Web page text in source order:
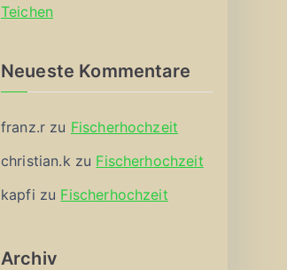
Teichen
Neueste Kommentare
franz.r zu Fischerhochzeit
christian.k zu Fischerhochzeit
kapfi zu Fischerhochzeit
Archiv